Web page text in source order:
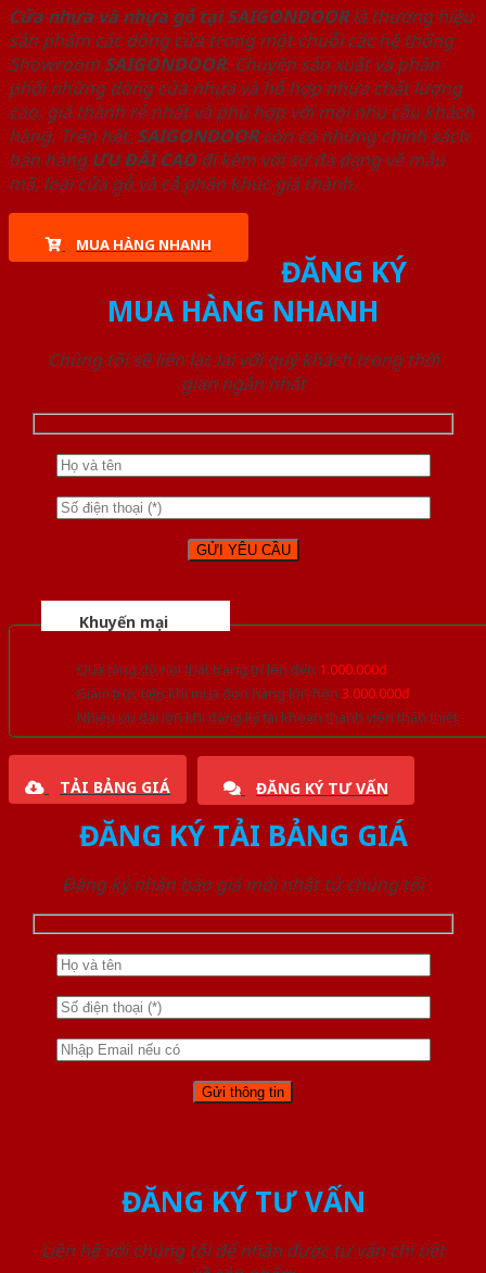
Cửa nhựa và nhựa gỗ tại SAIGONDOORlà thương hiệu
sản phẩm các dòng cửa trong một chuỗi các hệ thống
Showroom SAIGONDOOR. Chuyên sản xuất và phân
phối những dòng cửa nhựa và hỗ hợp nhựa chất lượng
cao, giá thành rẻ nhất và phù hợp với mọi nhu cầu khách
hàng. Trên hết, SAIGONDOORcòn có những chính sách
bán hàng ƯU ĐÃI CAOđi kèm với sự đa dạng về mẫu
mã, loại cửa gỗ và cả phân khúc giá thành.
MUA HÀNG NHANH
ĐĂNG KÝ
MUA HÀNG NHANH
Chúng tôi sẽ liên lạc lại với quý khách trong thời
gian ngắn nhất
Khuyến mại
Quà tặng đồ nội thất trang trí lên đến 1.000.000đ
Giảm trực tiếp khi mua đơn hàng lớn hơn 3.000.000đ
Nhiều ưu đãi lớn khi đăng ký tài khoản thành viên thân thiết
TẢI BẢNG GIÁ ĐĂNG KÝ TƯ VẤN
ĐĂNG KÝ TẢI BẢNG GIÁ
Đăng ký nhận báo giá mới nhất từ chúng tôi
ĐĂNG KÝ TƯ VẤN
Liên hệ với chúng tôi để nhận được tư vấn chi tiết